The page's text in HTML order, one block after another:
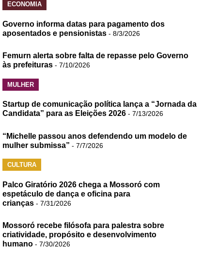
ECONOMIA
Governo informa datas para pagamento dos
aposentados e pensionistas - 8/3/2026
Femurn alerta sobre falta de repasse pelo Governo
às prefeituras - 7/10/2026
MULHER
Startup de comunicação política lança a “Jornada da
Candidata” para as Eleições 2026 - 7/13/2026
“Michelle passou anos defendendo um modelo de
mulher submissa” - 7/7/2026
CULTURA
Palco Giratório 2026 chega a Mossoró com
espetáculo de dança e oficina para
crianças - 7/31/2026
Mossoró recebe filósofa para palestra sobre
criatividade, propósito e desenvolvimento
humano - 7/30/2026